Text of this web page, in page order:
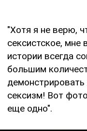
"Хотя я не верю,
сексистское, мне
истории всегда
большим
сексизм! Вот
еще одно".